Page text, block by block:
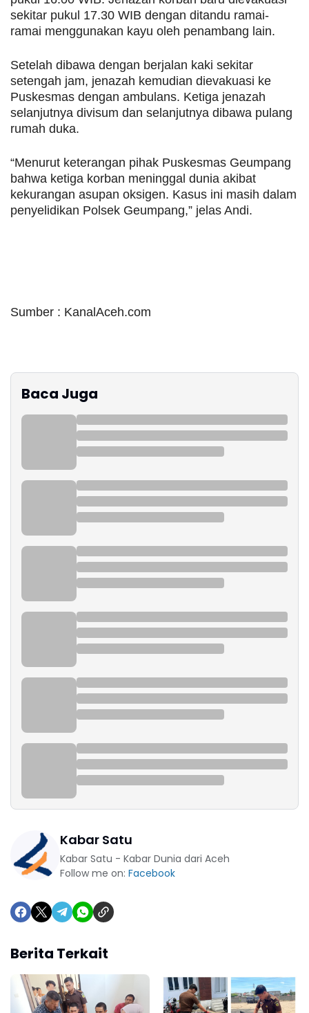
sekitar pukul 17.30 WIB dengan ditandu ramai-
ramai menggunakan kayu oleh penambang lain.
Setelah dibawa dengan berjalan kaki sekitar
setengah jam, jenazah kemudian dievakuasi ke
Puskesmas dengan ambulans. Ketiga jenazah
selanjutnya divisum dan selanjutnya dibawa pulang
rumah duka.
“Menurut keterangan pihak Puskesmas Geumpang
bahwa ketiga korban meninggal dunia akibat
kekurangan asupan oksigen. Kasus ini masih dalam
penyelidikan Polsek Geumpang,” jelas Andi.
Sumber : KanalAceh.com
Baca Juga
Kabar Satu
Kabar Satu - Kabar Dunia dari Aceh
Follow me on: Facebook
Berita Terkait